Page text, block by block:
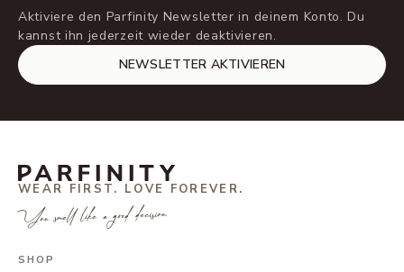
Aktiviere den Parfinity Newsletter in deinem Konto. Du
kannst ihn jederzeit wieder deaktivieren.
NEWSLETTER AKTIVIEREN
WEAR FIRST. LOVE FOREVER.
You smell like a good decision.
SHOP